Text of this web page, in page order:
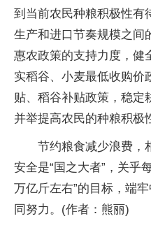
到当前农民种粮积极性有
生产和进口节奏规模之间
惠农政策的支持力度，健
实稻谷、小麦最低收购价
贴、稻谷补贴政策，稳定
并举提高农民的种粮积极
节约粮食减少浪费，
安全是“国之大者”，关乎
万亿斤左右”的目标，端
同努力。(作者：熊丽)